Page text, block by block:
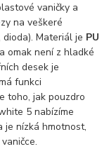
vaničky a
na veškeré
Materiál je PU
omak není z hladké
desek je
funkci
toho, jak pouzdro
5 nabízíme
je nízká hmotnost,